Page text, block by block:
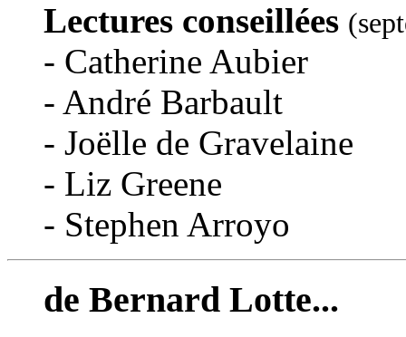
Lectures conseillées
- Catherine Aubier
- André Barbault
- Joëlle de Gravelaine
- Liz Greene
- Stephen Arroyo
de Bernard Lotte...